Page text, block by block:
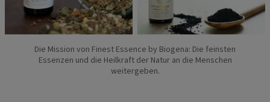
Die Mission von Finest Essence by Biogena: Die feinsten
Essenzen und die Heilkraft der Natur an die Menschen
weitergeben.